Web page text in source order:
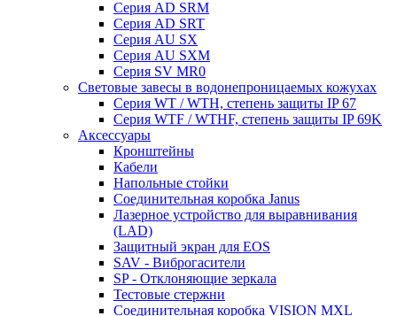
Серия AD SRM
Серия AD SRT
Серия AU SX
Серия AU SXM
Серия SV MR0
Световые завесы в водонепроницаемых кожухах
Серия WT / WTH, степень защиты IP 67
Серия WTF / WTHF, степень защиты IP 69K
Аксессуары
Кронштейны
Кабели
Напольные стойки
Соединительная коробка Janus
Лазерное устройство для выравнивания
(LAD)
Защитный экран для EOS
SAV - Виброгасители
SP - Отклоняющие зеркала
Тестовые стержни
Соединительная коробка VISION MXL